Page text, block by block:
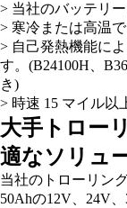
> 当社のバッテリ
> 寒冷または高温
> 自己発熱機能に
す。(B24100H、
き)
> 時速 15 マイル以
大手トロー
適なソリュ
当社のトローリン
50Ahの12V、24V